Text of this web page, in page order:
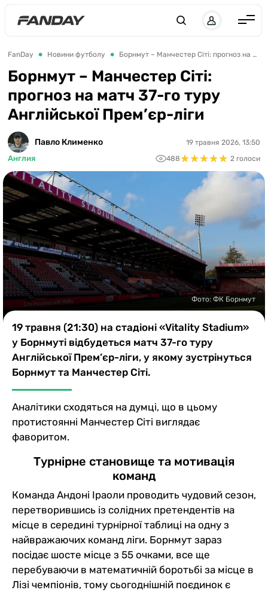
Англія
Іспанія
Німеччина
Італія
Україна
ЧЕ-2028
Букмекери
Казино
FanDay Новини футболу Борнмут – Манчестер Сіті: прогноз на матч 37-го туру Англійської Прем’єр-ліги
Борнмут – Манчестер Сіті:
прогноз на матч 37-го туру
Англійської Прем’єр-ліги
Павло Клименко
Англия
19 травня 2026, 13:50
488★★★★★
★★★★★ 2 голоси
Фото: ФК Борнмут
19 травня (21:30) на стадіоні «Vitality Stadium»
у Борнмуті відбудеться матч 37-го туру
Англійської Прем’єр-ліги, у якому зустрінуться
Борнмут та Манчестер Сіті.
Аналітики сходяться на думці, що в цьому
протистоянні Манчестер Сіті виглядає
фаворитом.
Турнірне становище та мотивація
команд
Команда Андоні Іраоли проводить чудовий сезон,
перетворившись із солідних претендентів на
місце в середині турнірної таблиці на одну з
найвражаючих команд ліги. Борнмут зараз
посідає шосте місце з 55 очками, все ще
перебуваючи в математичній боротьбі за місце в
Лізі чемпіонів, тому сьогоднішній поєдинок є